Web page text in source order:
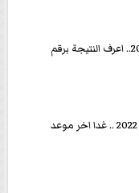
تنسيق المرحلة الثانية 2022.. اعرف النتيجة برقم
تنسيق الجامعات الاهليه 2022 .. غدا اخر موعد